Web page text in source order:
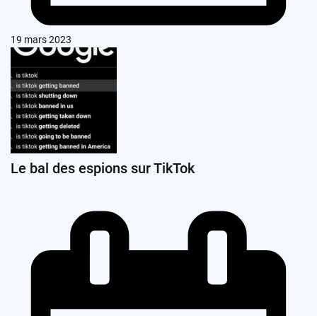
19 mars 2023
Le bal des espions sur TikTok